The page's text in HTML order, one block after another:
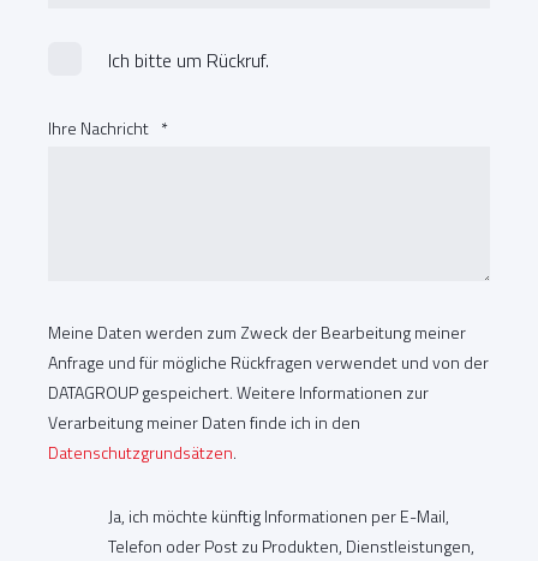
Ich bitte um Rückruf.
Ihre Nachricht *
Meine Daten werden zum Zweck der Bearbeitung meiner
Anfrage und für mögliche Rückfragen verwendet und von der
DATAGROUP gespeichert. Weitere Informationen zur
Verarbeitung meiner Daten finde ich in den
Datenschutzgrundsätzen.
Ja, ich möchte künftig Informationen per E-Mail,
Telefon oder Post zu Produkten, Dienstleistungen,